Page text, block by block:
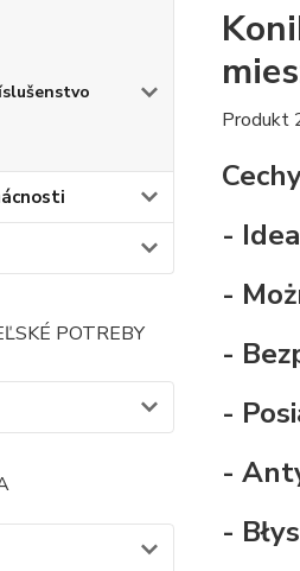
POTREBY
Produkt
-
-
-
-
-
-